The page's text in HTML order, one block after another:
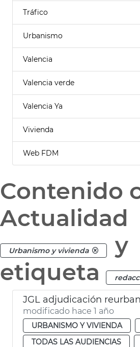
Tráfico
Urbanismo
Valencia
Valencia verde
Valencia Ya
Vivienda
Web FDM
Contenido
Actualidad
Urbanismo y vivienda
y
etiqueta
modificado hace 1 año
URBANISMO Y VIVIENDA
TODAS LAS AUDIENCIAS